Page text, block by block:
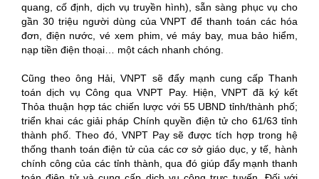
quang, cố định, dịch vụ truyền hình), sẵn sàng phục vụ cho
gần 30 triệu người dùng của VNPT để thanh toán các hóa
đơn, điện nước, vé xem phim, vé máy bay, mua bảo hiểm,
nạp tiền điện thoại… một cách nhanh chóng.
Cũng theo ông Hải, VNPT sẽ đẩy mạnh cung cấp Thanh
toán dịch vụ Công qua VNPT Pay. Hiện, VNPT đã ký kết
Thỏa thuận hợp tác chiến lược với 55 UBND tỉnh/thành phố;
triển khai các giải pháp Chính quyền điện tử cho 61/63 tỉnh
thành phố. Theo đó, VNPT Pay sẽ được tích hợp trong hệ
thống thanh toán điện tử của các cơ sở giáo dục, y tế, hành
chính công của các tỉnh thành, qua đó giúp đẩy mạnh thanh